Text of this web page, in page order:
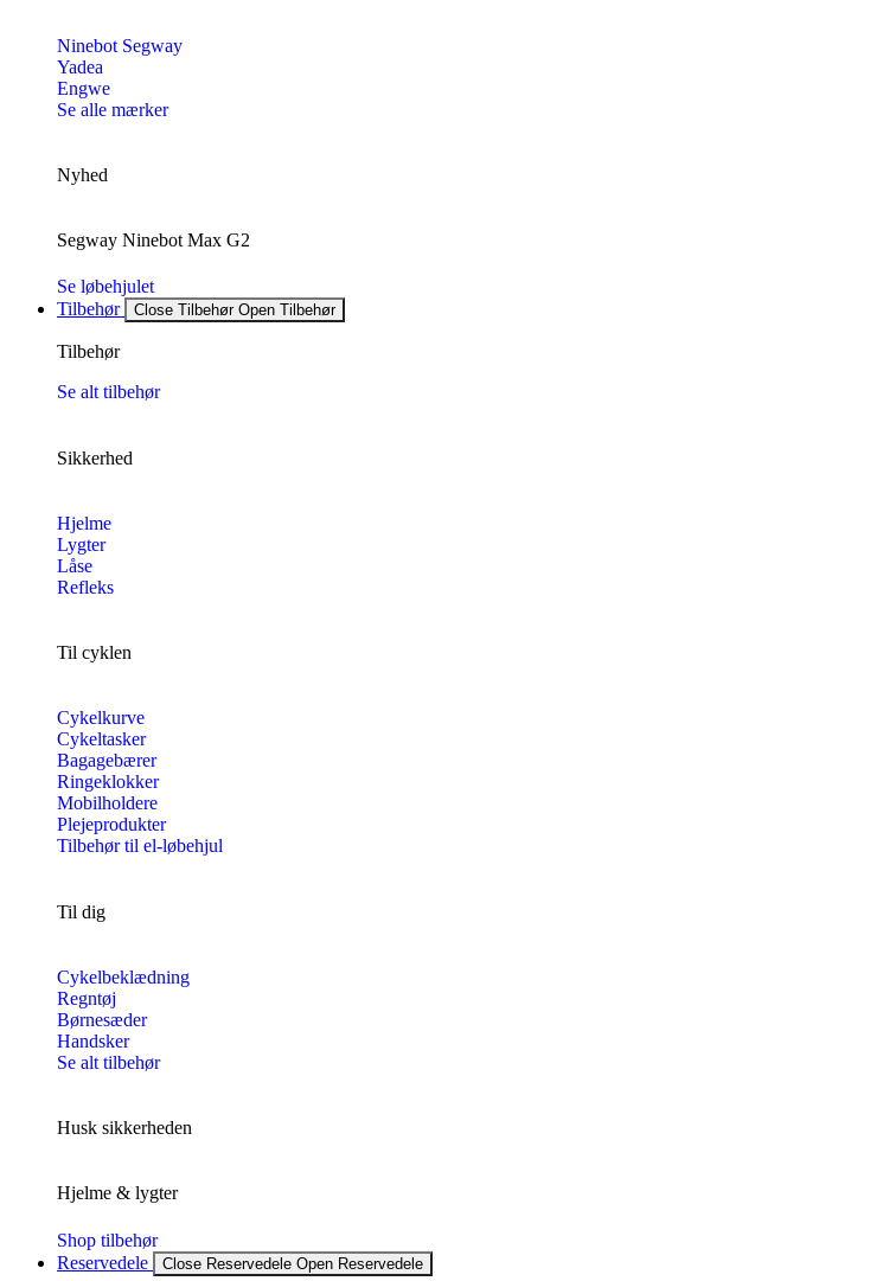
Ninebot Segway
Yadea
Engwe
Se alle mærker
Nyhed
Segway Ninebot Max G2
Se løbehjulet
Tilbehør
Close Tilbehør Open Tilbehør
Tilbehør
Se alt tilbehør
Sikkerhed
Hjelme
Lygter
Låse
Refleks
Til cyklen
Cykelkurve
Cykeltasker
Bagagebærer
Ringeklokker
Mobilholdere
Plejeprodukter
Tilbehør til el-løbehjul
Til dig
Cykelbeklædning
Regntøj
Børnesæder
Handsker
Se alt tilbehør
Husk sikkerheden
Hjelme & lygter
Shop tilbehør
Reservedele
Close Reservedele Open Reservedele